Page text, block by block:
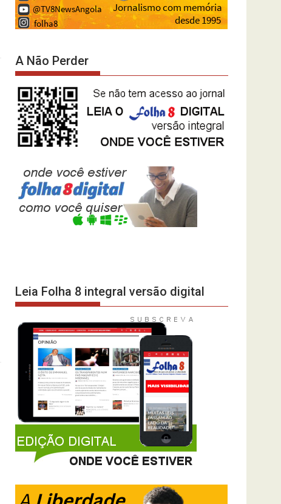
A Não Perder
Leia Folha 8 integral versão digital